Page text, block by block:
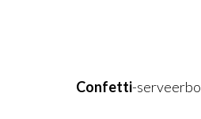
Confetti-